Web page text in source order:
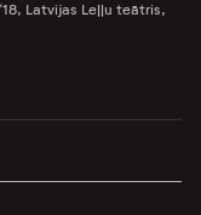
Latvijas Leļļu teātris,